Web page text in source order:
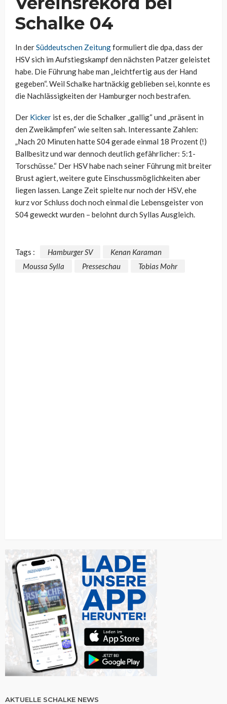
Schalke 04
In derSüddeutschen Zeitungformuliert die dpa, dass der
HSV sich im Aufstiegskampf den nächsten Patzer geleistet
habe. Die Führung habe man „leichtfertig aus der Hand
gegeben“. Weil Schalke hartnäckig geblieben sei, konnte es
die Nachlässigkeiten der Hamburger noch bestrafen.
Der Kicker ist es, der die Schalker „gallig“ und „präsent in
den Zweikämpfen“ wie selten sah. Interessante Zahlen:
„Nach 20 Minuten hatte S04 gerade einmal 18 Prozent (!)
Ballbesitz und war dennoch deutlich gefährlicher: 5:1-
Torschüsse.“ Der HSV habe nach seiner Führung mit breiter
Brust agiert, weitere gute Einschussmöglichkeiten aber
liegen lassen. Lange Zeit spielte nur noch der HSV, ehe
kurz vor Schluss doch noch einmal die Lebensgeister von
S04 geweckt wurden – belohnt durch Syllas Ausgleich.
Tags : Hamburger SV
Kenan Karaman
Moussa Sylla
Presseschau Tobias Mohr
AKTUELLE SCHALKE NEWS